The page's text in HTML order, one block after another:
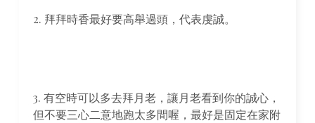
2. 拜拜時香最好要高舉過頭，代表虔誠。
3. 有空時可以多去拜月老，讓月老看到你的誠心，
但不要三心二意地跑太多間喔，最好是固定在家附